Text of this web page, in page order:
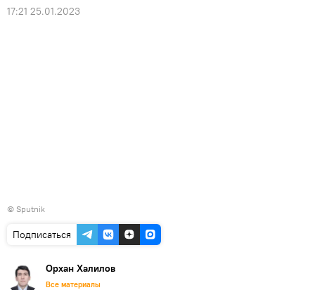
17:21 25.01.2023
© Sputnik
Подписаться
Орхан Халилов
Все материалы